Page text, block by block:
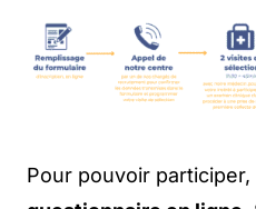
Pour pouvoir